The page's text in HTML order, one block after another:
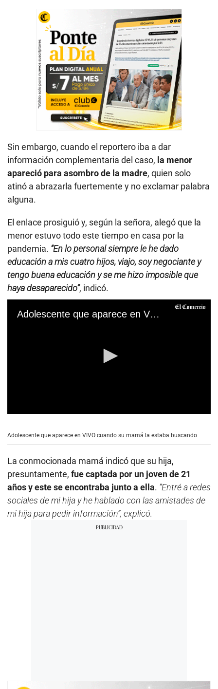
Sin embargo, cuando el reportero iba a dar
información complementaria del caso, la menor
apareció para asombro de la madre, quien solo
atinó a abrazarla fuertemente y no exclamar palabra
alguna.
El enlace prosiguió y, según la señora, alegó que la
menor estuvo todo este tiempoen casa por la
pandemia. “En lo personal siempre le he dado
educación a mis cuatro hijos, viajo, soy negociante y
tengo buena educación y se me hizo imposible que
haya desaparecido”, indicó.
Adolescente que aparece en VIVO cuando su mamá la estaba buscando
e
n
d
s
o
f
s
e
c
Adolescente que aparece en VIVO cuando su mamá la estaba buscando
La conmocionada mamá indicó que su hija,
presuntamente, fue captada por un joven de 21
años y este se encontraba junto a ella. “Entré a redes
sociales de mi hija y he hablado con las amistades de
mi hija para pedir información”, explicó.